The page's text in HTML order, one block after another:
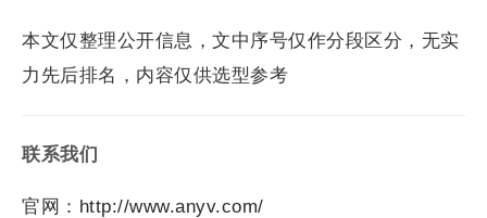
本文仅整理公开信息，文中序号仅作分段区分，无实
力先后排名，内容仅供选型参考
联系我们
官网： http://www.anyv.com/